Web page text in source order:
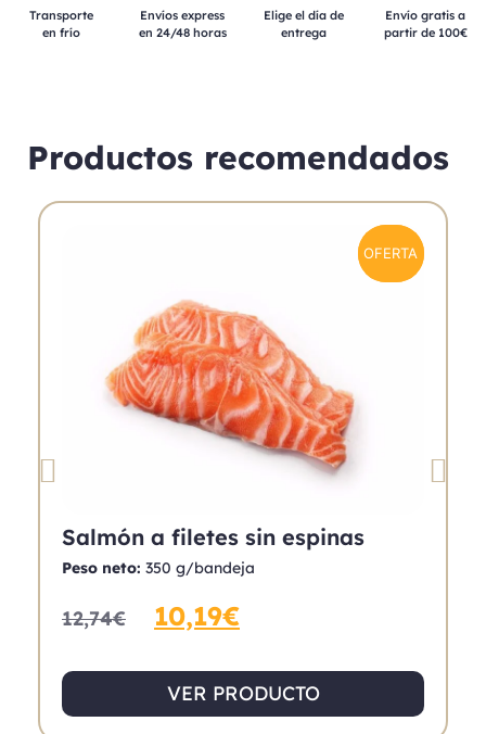
Transporte
en frío
Envíos express
en 24/48 horas
Elige el día de
entrega
Envío gratis a
partir de 100€
Productos recomendados
OFERTA
OFERTA
Salmón a filetes sin espinas
Peso neto: 350 g/bandeja
12,74€ 10,19€
VER PRODUCTO